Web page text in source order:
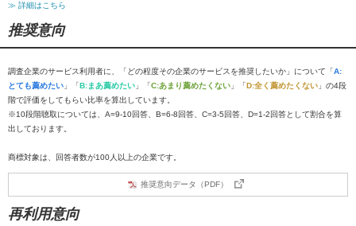
≫ 詳細はこちら
推奨意向
調査企業のサービス利用者に、「どの程度その企業のサービスを推奨したいか」について「A:
とても薦めたい 」「B:まあ薦めたい 」「C:あまり薦めたくない 」「D:全く薦めたくない 」の4段
階で評価をしてもらい比率を算出しています。
※10段階聴取については、A=9-10回答、B=6-8回答、C=3-5回答、D=1-2回答として割合を算
出しております。
商標対象は、回答者数が100人以上の企業です。
推奨意向データ（PDF）
再利用意向